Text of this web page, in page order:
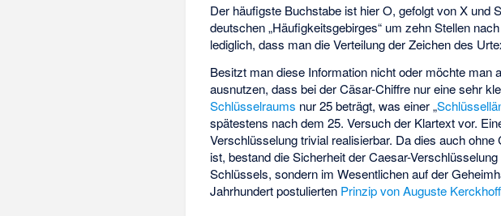
Der häufigste Buchstabe ist hier O, gefolgt von X und
deutschen „Häufigkeitsgebirges“ um zehn Stellen
lediglich, dass man die Verteilung der Zeichen des
Besitzt man diese Information nicht oder möchte
ausnutzen, dass bei der Cäsar-Chiffre nur eine sehr
Schlüsselraums nur 25 beträgt, was einer „
spätestens nach dem 25. Versuch der Klartext vor.
Verschlüsselung trivial realisierbar. Da dies auch
ist, bestand die Sicherheit der Caesar-
Schlüssels, sondern im Wesentlichen auf der
Jahrhundert postulierten Prinzip von Auguste